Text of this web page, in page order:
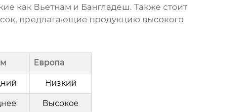
как Вьетнам и Бангладеш. Также стоит
, предлагающие продукцию высокого
Европа
Низкий
Высокое